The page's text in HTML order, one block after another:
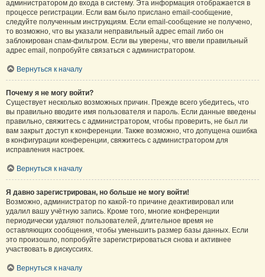
администратором до входа в систему. Эта информация отображается в
процессе регистрации. Если вам было прислано email-сообщение,
следуйте полученным инструкциям. Если email-сообщение не получено,
то возможно, что вы указали неправильный адрес email либо он
заблокирован спам-фильтром. Если вы уверены, что ввели правильный
адрес email, попробуйте связаться с администратором.
Вернуться к началу
Почему я не могу войти?
Существует несколько возможных причин. Прежде всего убедитесь, что
вы правильно вводите имя пользователя и пароль. Если данные введены
правильно, свяжитесь с администратором, чтобы проверить, не был ли
вам закрыт доступ к конференции. Также возможно, что допущена ошибка
в конфигурации конференции, свяжитесь с администратором для
исправления настроек.
Вернуться к началу
Я давно зарегистрирован, но больше не могу войти!
Возможно, администратор по какой-то причине деактивировал или
удалил вашу учётную запись. Кроме того, многие конференции
периодически удаляют пользователей, длительное время не
оставляющих сообщения, чтобы уменьшить размер базы данных. Если
это произошло, попробуйте зарегистрироваться снова и активнее
участвовать в дискуссиях.
Вернуться к началу